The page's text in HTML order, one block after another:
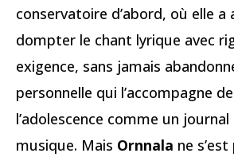
conservatoire d’abord, où elle a
dompter le chant lyrique avec
exigence, sans jamais
personnelle qui l’accompagne
l’adolescence comme un
musique. Mais Ornnala ne